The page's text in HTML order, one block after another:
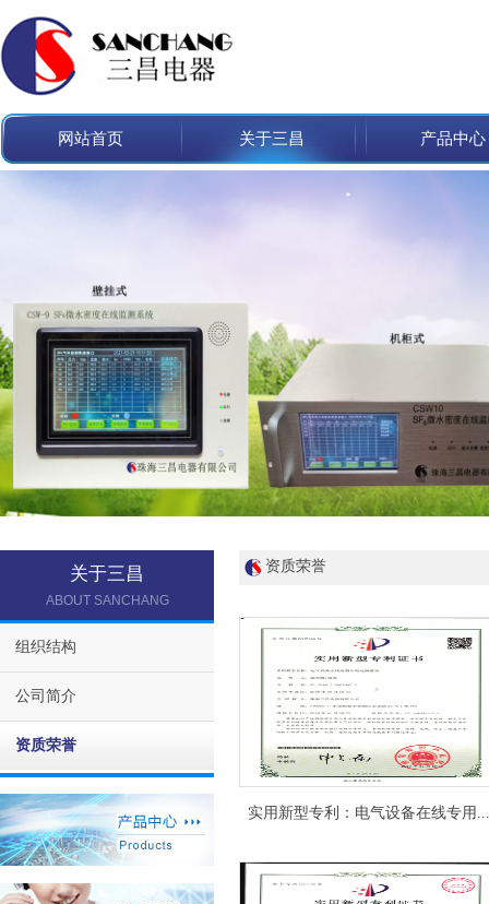
网站首页 关于三昌 产品中心
关于三昌
ABOUT SANCHANG
组织结构
公司简介
资质荣誉
资质荣誉
实用新型专利：电气设备在线专用...